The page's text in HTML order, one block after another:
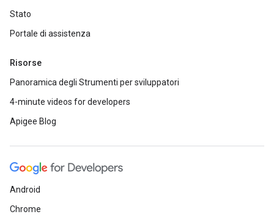
Stato
Portale di assistenza
Risorse
Panoramica degli Strumenti per sviluppatori
4-minute videos for developers
Apigee Blog
Android
Chrome